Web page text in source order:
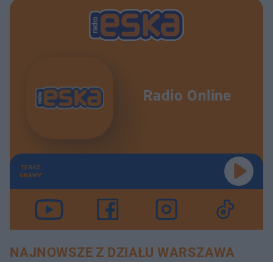
Radio Online
TERAZ
GRAMY
NAJNOWSZE Z DZIAŁU WARSZAWA